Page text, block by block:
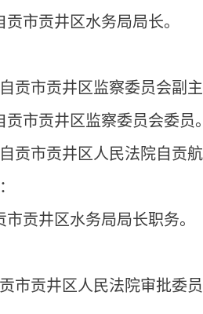
市贡井区水务局局长。
贡市贡井区监察委员会副主
市贡井区监察委员会委员。
贡市贡井区人民法院自贡
贡井区水务局局长职务。
市贡井区人民法院审批委